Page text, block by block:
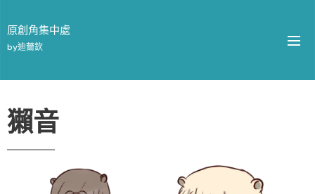
原創角集中處
by迪薾欽
獺音